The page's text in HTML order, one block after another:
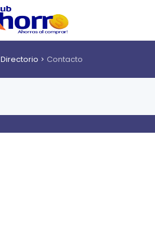
Directorio Contacto